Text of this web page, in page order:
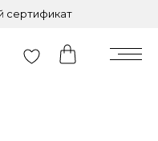
сертификат